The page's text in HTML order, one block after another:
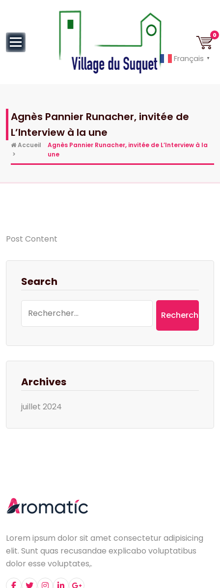
0
Agnès Pannier Runacher, invitée de
L’Interview à la une
Accueil
>
Agnès Pannier Runacher, invitée de L’Interview à la
une
Post Content
Search
Archives
juillet 2024
Lorem ipsum dolor sit amet consectetur adipisicing
elit. Sunt quas recusandae explicabo voluptatibus
dolor esse voluptates,.
Français ▼